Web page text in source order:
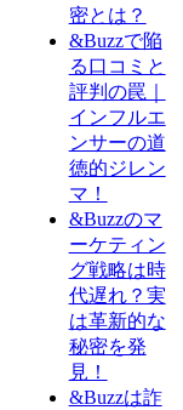
密とは？
&Buzzで陥
る口コミと
評判の罠｜
インフルエ
ンサーの道
徳的ジレン
マ！
&Buzzのマ
ーケティン
グ戦略は時
代遅れ？実
は革新的な
秘密を発
見！
&Buzzは詐